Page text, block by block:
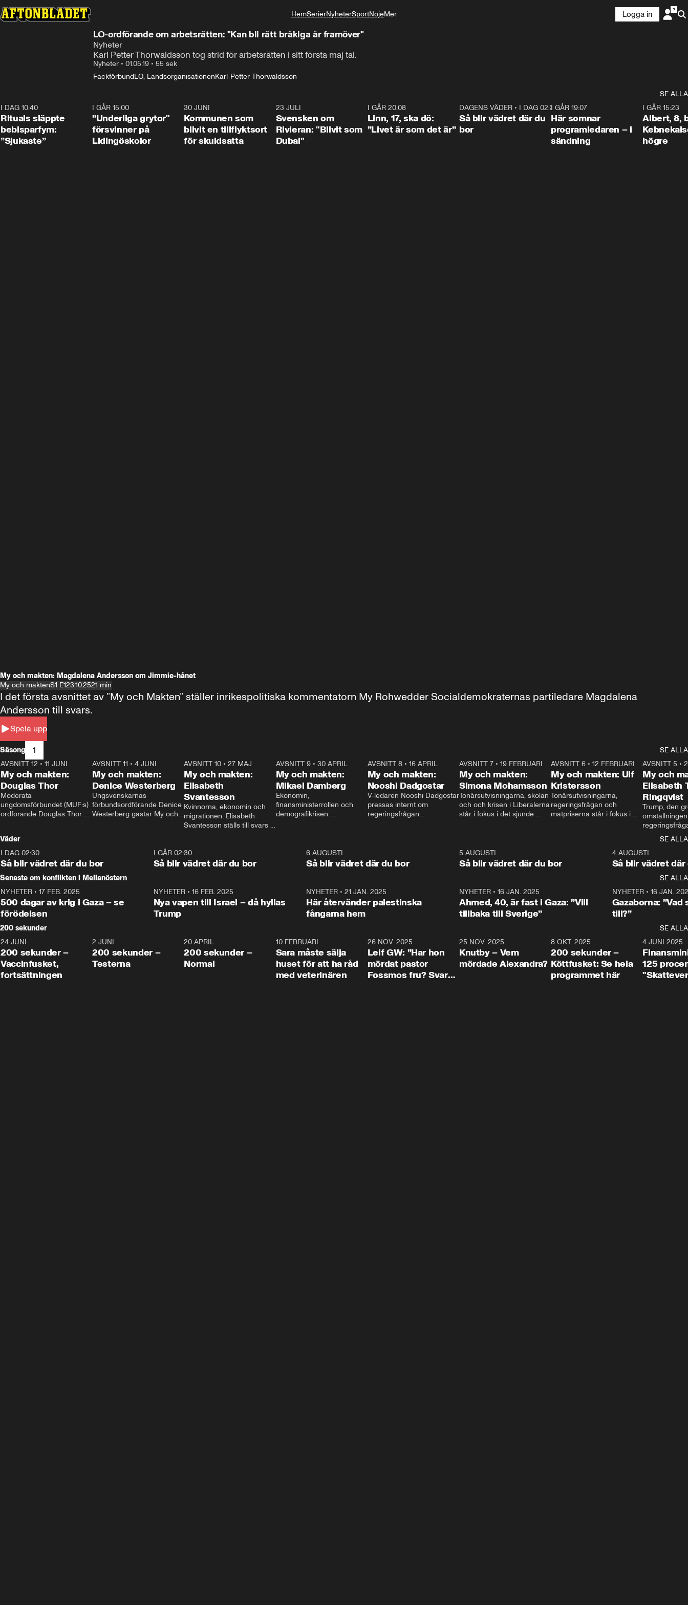
HemSerierNyheterSportNöjeMer
Logga in
LO-ordförande om arbetsrätten: "Kan bli rätt bråkiga år framöver"
Nyheter
Karl Petter Thorwaldsson tog strid för arbetsrätten i sitt första maj tal.
Nyheter • 01.05.19 • 55 sek
FackförbundLO, LandsorganisationenKarl-Petter Thorwaldsson
SE ALLA
I DAG 10:40
Rituals släppte
bebisparfym:
”Sjukaste”
1:07
I GÅR 15:00
”Underliga grytor"
försvinner på
Lidingöskolor
30 JUNI
Kommunen som
blivit en tillflyktsort
för skuldsatta
23 JULI
Svensken om
Rivieran: "Blivit som
Dubai"
I GÅR 20:08
Linn, 17, ska dö:
”Livet är som det är”
1:06
DAGENS VÄDER• I DAG 02:30
Så blir vädret där du
bor
I GÅR 19:07
Här somnar
programledaren – i
sändning
I GÅR 15:23
Albert, 8,
högre
My och makten: Magdalena Andersson om Jimmie-hånet
My och maktenS1 E123.10.2521 min
Spela upp
I det första avsnittet av ”My och Makten” ställer inrikespolitiska kommentatorn My Rohwedder Socialdemokraternas partiledare Magdalena
Andersson till svars.
Säsong 1
SE ALLA
26:27
AVSNITT 12 • 11 JUNI
My och makten:
Douglas Thor
Moderata
ungdomsförbundet (MUF:s)
ordförande Douglas Thor
tonårsutvisningarna och hur
Moderaterna ska locka
väljare till valet i höst.
23:40
AVSNITT 11 •4 JUNI
My och makten:
Denice Westerberg
Ungsvenskarnas
förbundsordförande Denice
Westerberg gästar My och
AVSNITT 10 •27 MAJ
My och makten:
Elisabeth
Svantesson
Kvinnorna, ekonomin och
migrationen. Elisabeth
Svantesson ställs till svars
AVSNITT 9• 30 APRIL
My och makten:
Mikael Damberg
Ekonomin,
finansministerrollen och
demografikrisen.
och Makten.
AVSNITT 8• 16 APRIL
My och makten:
Nooshi Dadgostar
V-ledaren Nooshi Dadgostar
pressas internt om
regeringsfrågan.
– Vi ställer upp i val. Ska vi
vara med så sitter vi förstås
24:30
AVSNITT 7• 19 FEBRUARI
My och makten:
Simona Mohamsson
Tonårsutvisningarna, skolan
och och krisen i Liberalerna
står i fokus i det sjunde
kommentator My
Rohwedder ställer
utbildnings- och
Mohamsson till svars.
27:30
AVSNITT 6 •12 FEBRUARI
My och makten: Ulf
Kristersson
Tonårsutvisningarna,
regeringsfrågan och
matpriserna står i fokus i
Rohwedder ställer
statsminister Ulf Kristersson
AVSNITT 5 •
My och
Elisabeth
Ringqvist
Trump, den
centrum i
avsnittet av
Makten”. Se
Aftonbladets
Rohwedder
Thand Ring
Väder
SE ALLA
I DAG 02:30
Så blir vädret där du bor
1:06
I GÅR 02:30
Så blir vädret där du bor
6 AUGUSTI
Så blir vädret där du bor
5 AUGUSTI
Så blir vädret där du bor
4 AUGUSTI
Så blir vädret där
Senaste om konflikten i Mellanöstern
SE ALLA
NYHETER • 17 FEB. 2025
500 dagar av krig i Gaza – se
förödelsen
NYHETER• 16 FEB. 2025
Nya vapen till Israel – då hyllas
Trump
NYHETER •21 JAN. 2025
Här återvänder palestinska
fångarna hem
NYHETER• 16 JAN. 2025
Ahmed, 40, är fast i Gaza: ”Vill
tillbaka till Sverige”
NYHETER• 16 JAN.
Gazaborna:
till?”
200 sekunder
SE ALLA
5:00
24 JUNI
200 sekunder –
Vaccinfusket,
fortsättningen
4:23
2 JUNI
200 sekunder –
Testerna
20 APRIL
200 sekunder –
Normal
10 FEBRUARI
Sara måste sälja
huset för att ha råd
med veterinären
26 NOV. 2025
Leif GW: ”Har hon
mördat pastor
Fossmos fru? Svar
31:05
25 NOV. 2025
Knutby – Vem
mördade Alexandra?
4:29
8 OKT. 2025
200 sekunder –
Köttfusket: Se hela
programmet här
4 JUNI 2025
125